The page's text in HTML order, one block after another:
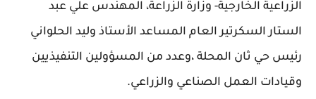
الزراعية الخارجية- وزارة الزراعة، المهندس علي عبد
الستار السكرتير العام المساعد الأستاذ وليد الحلواني
رئيس حي ثان المحلة ،وعدد من المسؤولين التنفيذيين
وقيادات العمل الصناعي والزراعي.